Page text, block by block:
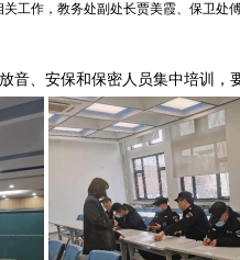
工作，教务处副处长贾美霞、保卫处
音、安保和保密人员集中培训，